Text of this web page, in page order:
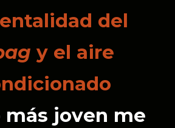
del
y el aire
más joven me